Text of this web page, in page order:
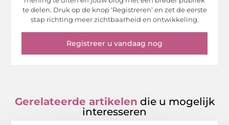
te delen. Druk op de knop ‘Registreren’ en zet de eerste
stap richting meer zichtbaarheid en ontwikkeling.
Registreer u vandaag nog
Gerelateerde artikelen die u mogelijk
interesseren